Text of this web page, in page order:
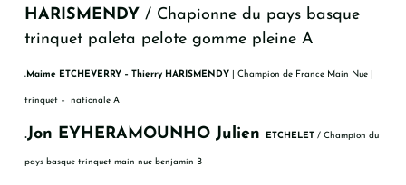
HARISMENDY / Chapionne du pays basque
trinquet paleta pelote gomme pleine A
.Maime ETCHEVERRY – Thierry HARISMENDY | Champion de France Main Nue |
trinquet – nationale A
.Jon EYHERAMOUNHO Julien ETCHELET/ Champion du
pays basque trinquet main nue benjamin B